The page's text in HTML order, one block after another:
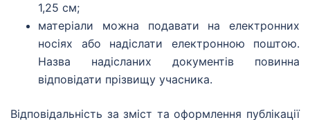
1,25 см;
матеріали можна подавати на електронних
носіях або надіслати електронною поштою.
Назва надісланих документів повинна
відповідати прізвищу учасника.
Відповідальність за зміст та оформлення публікації